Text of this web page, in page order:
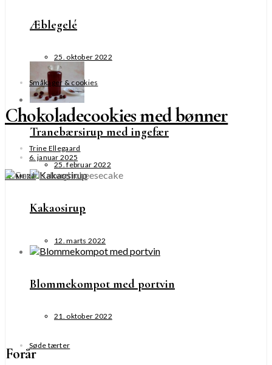
Æblegelé
25. oktober 2022
Tranebærsirup med ingefær
25. februar 2022
Kakaosirup
12. marts 2022
Blommekompot med portvin
21. oktober 2022
Forår
Småkager & cookies
Chokoladecookies med bønner
Trine Ellegaard
6. januar 2025
SE MERE
Søde tærter